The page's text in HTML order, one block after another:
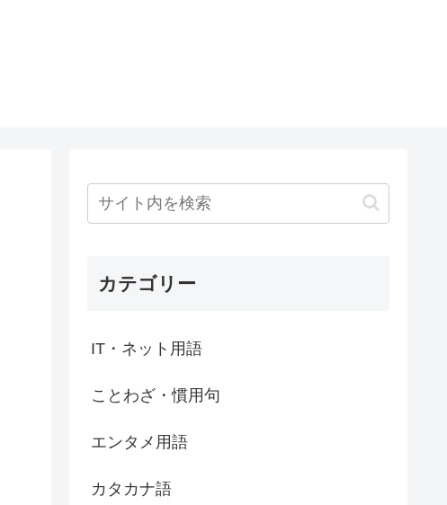
カテゴリー
IT・ネット用語
ことわざ・慣用句
エンタメ用語
カタカナ語